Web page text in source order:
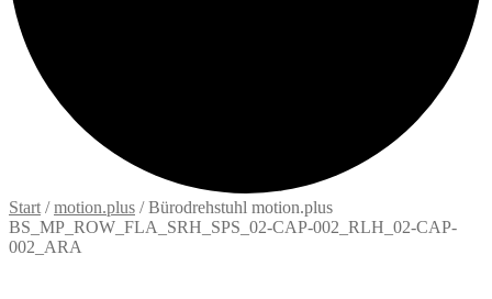
Start /motion.plus /Bürodrehstuhl motion.plus
BS_MP_ROW_FLA_SRH_SPS_02-CAP-002_RLH_02-CAP-
002_ARA